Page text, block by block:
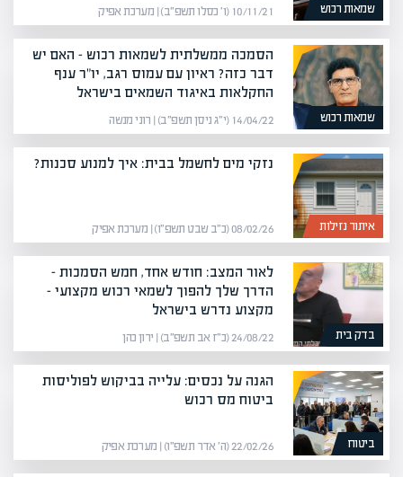
שמאות רכוש 10/11/21 (ו׳ כסלו תשפ״ב) | מערכת אפיק
שמאות רכוש
הסמכה ממשלתית לשמאות רכוש – האם יש
דבר כזה? ראיון עם עמוס רגב, יו"ר ענף
החקלאות באיגוד השמאים בישראל
14/04/22 (י״ג ניסן תשפ״ב) | רוני מנשה
איתור נזילות
נזקי מים לחשמל בבית: איך למנוע סכנות?
08/02/26 (כ״ב שבט תשפ״ו) | מערכת אפיק
בדק בית
לאור המצב: חודש אחד, חמש הסמכות –
הדרך שלך להפוך לשמאי רכוש מקצועי –
מקצוע נדרש בישראל
24/08/22 (כ״ז אב תשפ״ב) | ירון כהן
ביטוח
הגנה על נכסים: עלייה בביקוש לפוליסות
ביטוח מס רכוש
22/02/26 (ה׳ אדר תשפ״ו) | מערכת אפיק